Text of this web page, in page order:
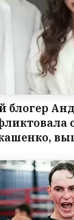
блогер